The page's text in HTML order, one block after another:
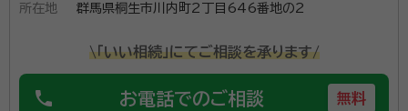
所在地
群馬県桐生市川内町2丁目646番地の2
\「いい相続」にてご相談を承ります/
phone お電話でのご相談 無料